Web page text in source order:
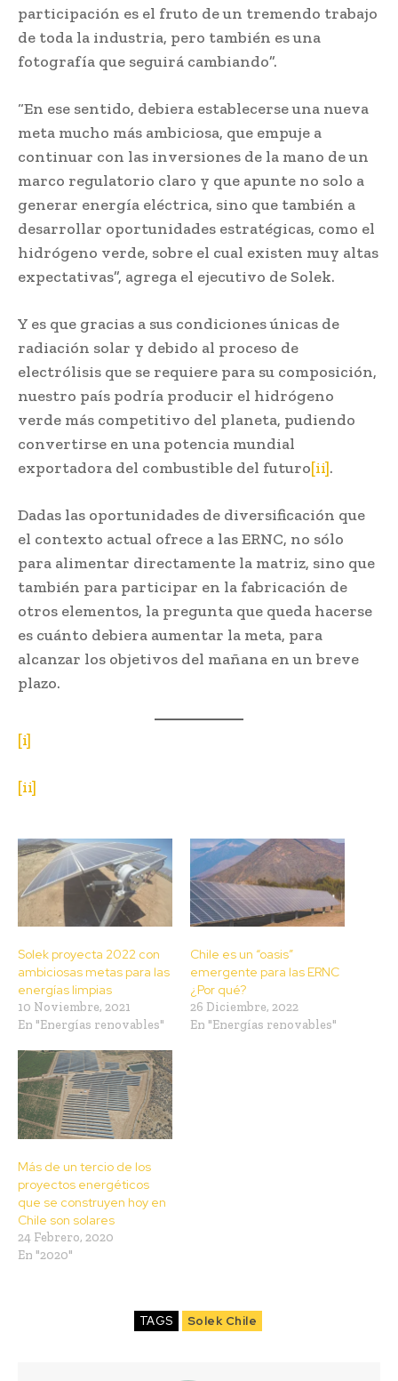
participación es el fruto de un tremendo trabajo
de toda la industria, pero también es una
fotografía que seguirá cambiando”.
“En ese sentido, debiera establecerse una nueva
meta mucho más ambiciosa, que empuje a
continuar con las inversiones de la mano de un
marco regulatorio claro y que apunte no solo a
generar energía eléctrica, sino que también a
desarrollar oportunidades estratégicas, como el
hidrógeno verde, sobre el cual existen muy altas
expectativas”, agrega el ejecutivo de Solek.
Y es que gracias a sus condiciones únicas de
radiación solar y debido al proceso de
electrólisis que se requiere para su composición,
nuestro país podría producir el hidrógeno
verde más competitivo del planeta, pudiendo
convertirse en una potencia mundial
exportadora del combustible del futuro[ii].
Dadas las oportunidades de diversificación que
el contexto actual ofrece a las ERNC, no sólo
para alimentar directamente la matriz, sino que
también para participar en la fabricación de
otros elementos, la pregunta que queda hacerse
es cuánto debiera aumentar la meta, para
alcanzar los objetivos del mañana en un breve
plazo.
[i]
[ii]
Solek proyecta 2022 con
ambiciosas metas para las
energías limpias
10 Noviembre, 2021
En "Energías renovables"
Chile es un “oasis”
emergente para las ERNC
¿Por qué?
26 Diciembre, 2022
En "Energías renovables"
Más de un tercio de los
proyectos energéticos
que se construyen hoy en
Chile son solares
24 Febrero, 2020
En "2020"
TAGS Solek Chile